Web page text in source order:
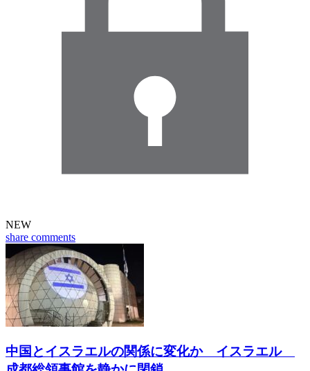
NEW
share comments
中国とイスラエルの関係に変化か イスラエル